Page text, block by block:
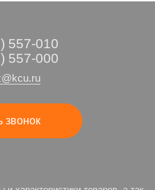
557-010
557-000
звонок